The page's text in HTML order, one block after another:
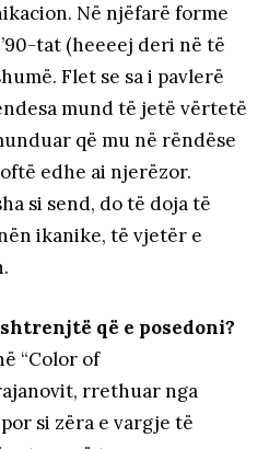
Në njëfarë forme
tat (heeeej deri në të
Flet se sa i pavlerë
mund të jetë vërtetë
që mu në rëndëse
edhe ai njerëzor.
si send, do të doja të
ikanike, të vjetër e
që e posedoni?
“Color of
rrethuar nga
si zëra e vargje të